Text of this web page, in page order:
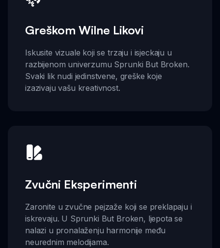
Greškom Wilne Likovi
Iskusite vizuale koji se trzaju i isjeckaju u
razbijenom univerzumu Sprunki But Broken.
Svaki lik nudi jedinstvene, greške koje
izazivaju vašu kreativnost.
Zvučni Eksperimenti
Zaronite u zvučne pejzaže koji se preklapaju i
iskrevaju. U Sprunki But Broken, ljepota se
nalazi u pronalaženju harmonije među
neurednim melodijama.